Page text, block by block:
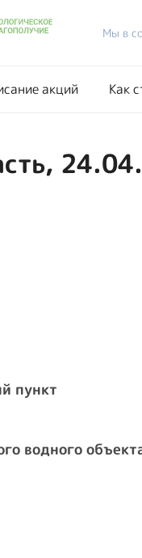
Мы в
акций Как
О нас
пункт
водного